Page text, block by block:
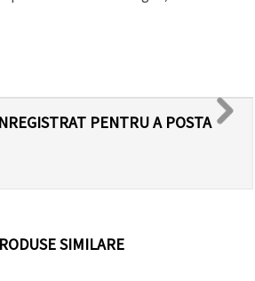
PENTRU A POSTA
SIMILARE